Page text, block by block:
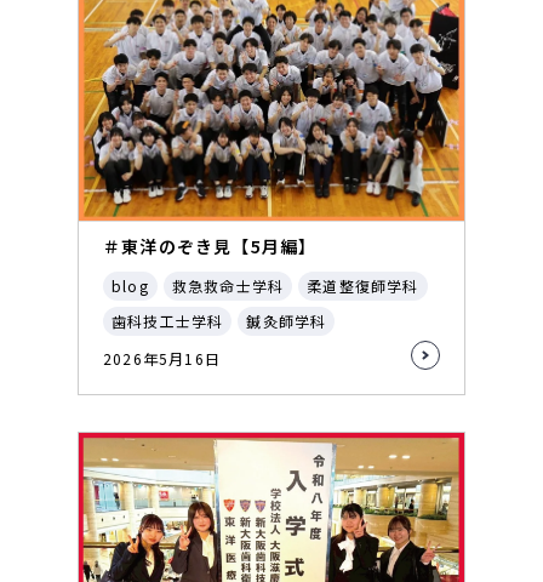
＃東洋のぞき見【5月編】
blog 救急救命士学科
柔道整復師学科
歯科技工士学科
鍼灸師学科
2026年5月16日